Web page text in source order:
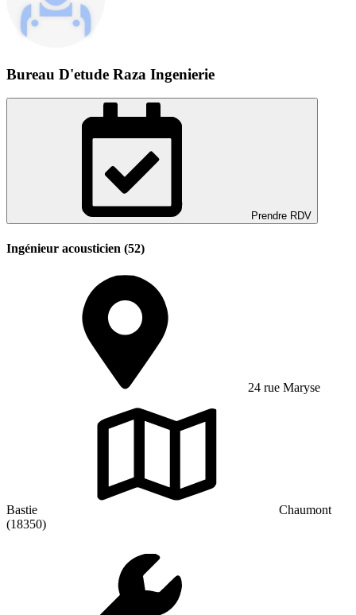
Bureau D'etude Raza Ingenierie
Prendre RDV
Ingénieur acousticien (52)
24 rue Maryse
Bastie
Chaumont
(18350)